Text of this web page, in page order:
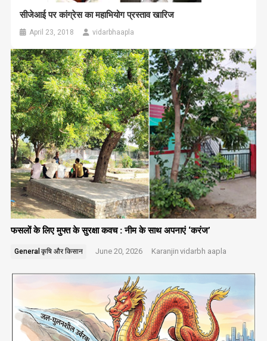
सीजेआई पर कांग्रेस का महाभियोग प्रस्ताव खारिज
April 23, 2018 vidarbhaapla
फसलों के लिए मुफ्त के सुरक्षा कवच : नीम के साथ अपनाएं ‘करंज’
General कृषि और किसान June 20, 2026 Karanjin vidarbh aapla